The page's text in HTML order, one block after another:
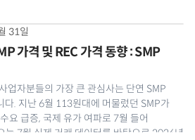
31일
가격 및 REC 가격 동향 : SMP
업자분들의 가장 큰 관심사는 단연 SMP
다. 지난 6월 113원대에 머물렀던 SMP가
요 급증, 국제 유가 여파로 7월 들어
늘 7월 실제 거래 데이터를 바탕으로 2026년